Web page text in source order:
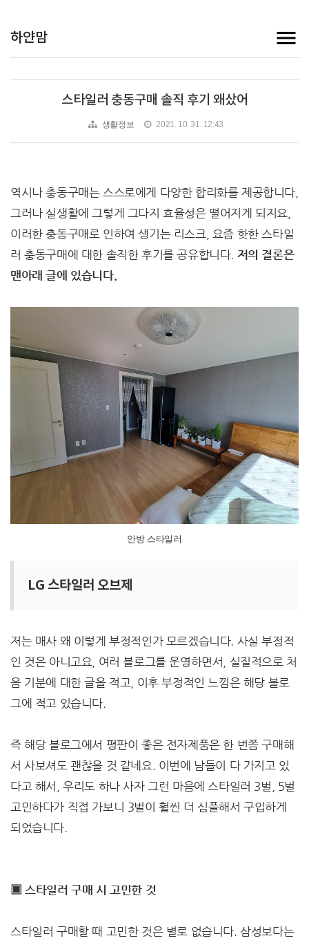
하얀맘
스타일러 충동구매 솔직 후기 왜샀어
생활정보 2021. 10. 31. 12:43
역시나 충동구매는 스스로에게 다양한 합리화를 제공합니다,
그러나 실생활에 그렇게 그다지 효율성은 떨어지게 되지요,
이러한 충동구매로 인하여 생기는 리스크, 요즘 핫한 스타일
러 충동구매에 대한 솔직한 후기를 공유합니다. 저의 결론은
맨아래 글에 있습니다.
안방 스타일러
LG 스타일러 오브제
저는 매사 왜 이렇게 부정적인가 모르겠습니다. 사실 부정적
인 것은 아니고요, 여러 블로그를 운영하면서, 실질적으로 처
음 기분에 대한 글을 적고, 이후 부정적인 느낌은 해당 블로
그에 적고 있습니다.
즉 해당 블로그에서 평판이 좋은 전자제품은 한 번쯤 구매해
서 사보셔도 괜찮을 것 같네요. 이번에 남들이 다 가지고 있
다고 해서, 우리도 하나 사자 그런 마음에 스타일러 3벌, 5벌
고민하다가 직접 가보니 3벌이 훨씬 더 심플해서 구입하게
되었습니다.
▣ 스타일러 구매 시 고민한 것
스타일러 구매할 때 고민한 것은 별로 없습니다. 삼성보다는